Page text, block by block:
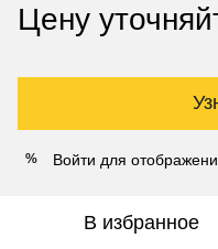
Цену
% Войти для
В избранное